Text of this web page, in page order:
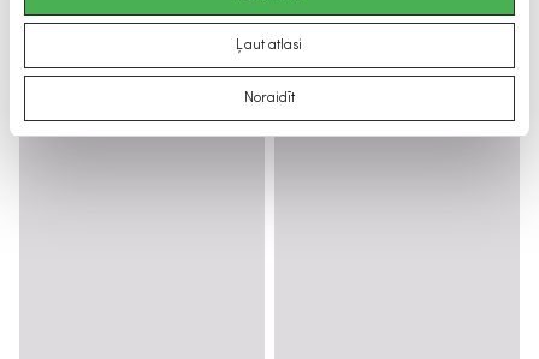
Ļaut atlasi
Noraidīt